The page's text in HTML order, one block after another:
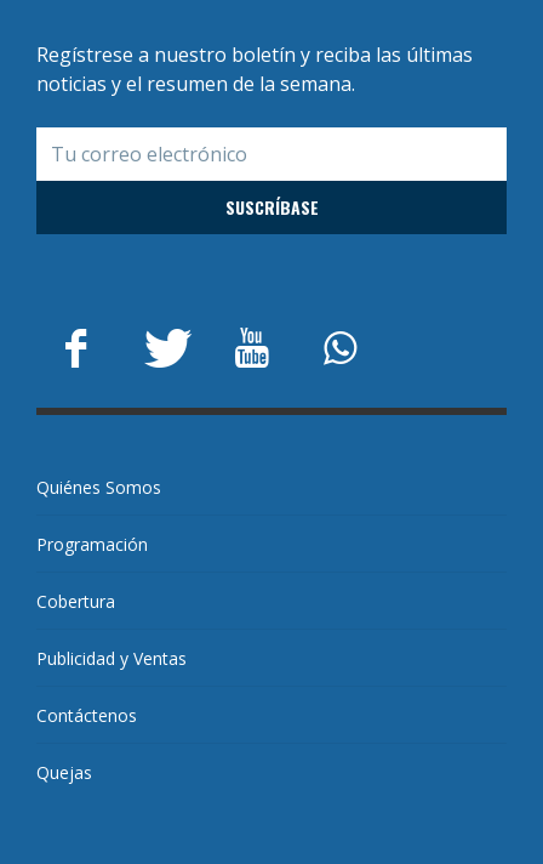
Regístrese a nuestro boletín y reciba las últimas
noticias y el resumen de la semana.
Quiénes Somos
Programación
Cobertura
Publicidad y Ventas
Contáctenos
Quejas